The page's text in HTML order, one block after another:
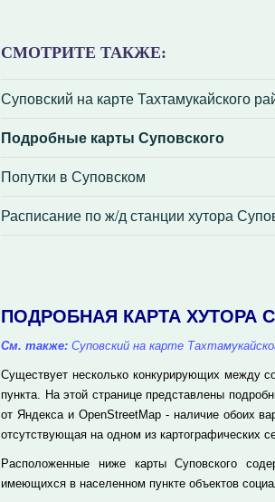
СМОТРИТЕ ТАКЖЕ:
Суповский на карте Тахтамукайского
Подробные карты Суповского
Попутки в Суповском
Расписание по ж/д станции хутора
ПОДРОБНАЯ КАРТА ХУТОРА
См. также: Суповский на карте
Существует несколько конкурирующих между
пункта. На этой странице представлены
от Яндекса и OpenStreetMap - наличие обоих
отсутствующая на одном из картографических
Расположенные ниже карты Суповского
имеющихся в населенном пункте объектов